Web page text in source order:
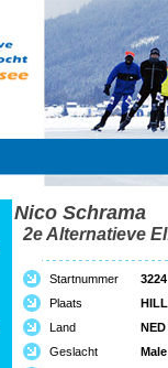
Nico Schrama
2e Alternatieve
Startnummer
3224
Plaats
Land
NED
Geslacht
Male